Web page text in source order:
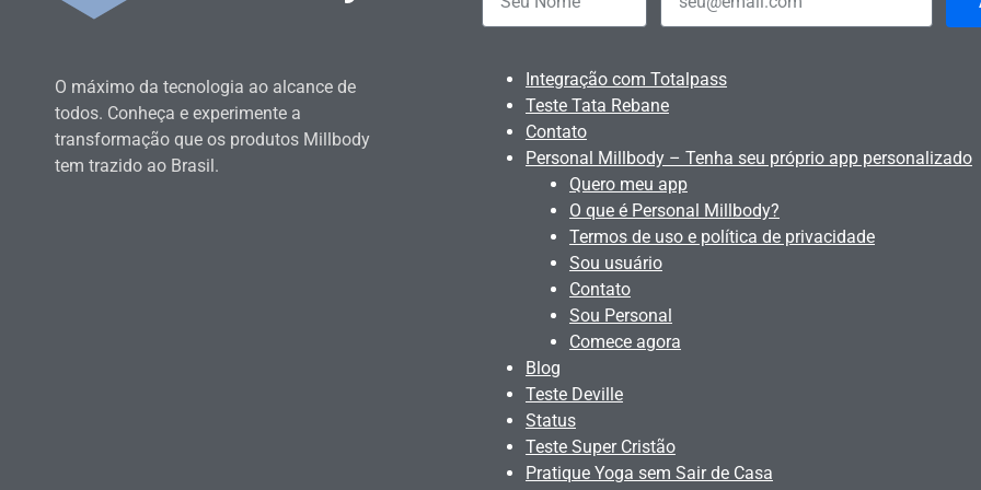
O máximo da tecnologia ao alcance de
todos. Conheça e experimente a
transformação que os produtos Millbody
tem trazido ao Brasil.
Integração com Totalpass
Teste Tata Rebane
Contato
Personal Millbody – Tenha seu próprio app personalizado
Quero meu app
O que é Personal Millbody?
Termos de uso e política de privacidade
Sou usuário
Contato
Sou Personal
Comece agora
Blog
Teste Deville
Status
Teste Super Cristão
Pratique Yoga sem Sair de Casa